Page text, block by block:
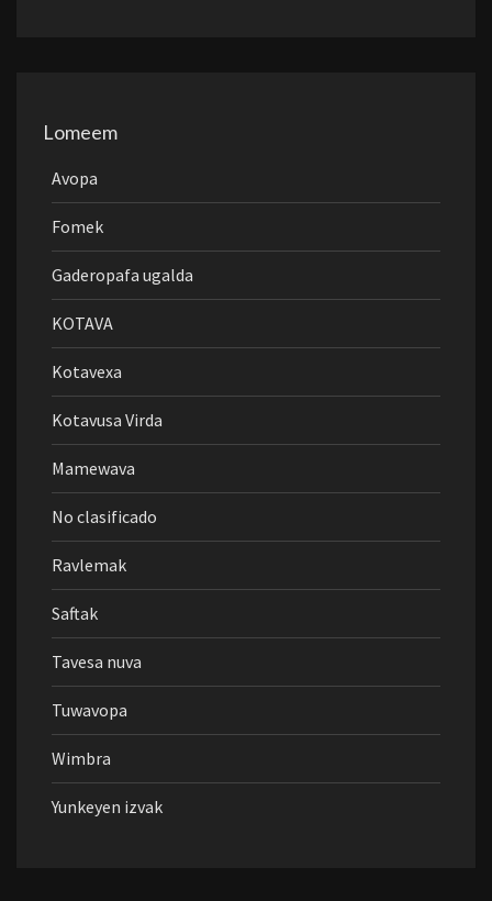
Lomeem
Avopa
Fomek
Gaderopafa ugalda
KOTAVA
Kotavexa
Kotavusa Virda
Mamewava
No clasificado
Ravlemak
Saftak
Tavesa nuva
Tuwavopa
Wimbra
Yunkeyen izvak